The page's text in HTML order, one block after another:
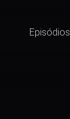
Episódios